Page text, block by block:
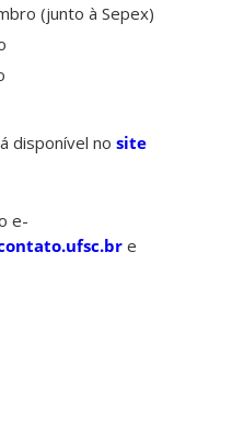
(junto à Sepex)
disponível nosite
e-
e